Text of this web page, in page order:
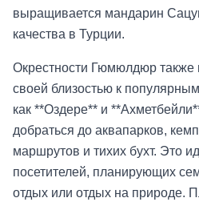
выращивается мандарин
качества в Турции.
Окрестности Гюмюлдюр также
своей близостью к
как **Оздере** и
добраться до аквапарков,
маршрутов и тихих бухт. Это
посетителей, планирующих
отдых или отдых на природе.